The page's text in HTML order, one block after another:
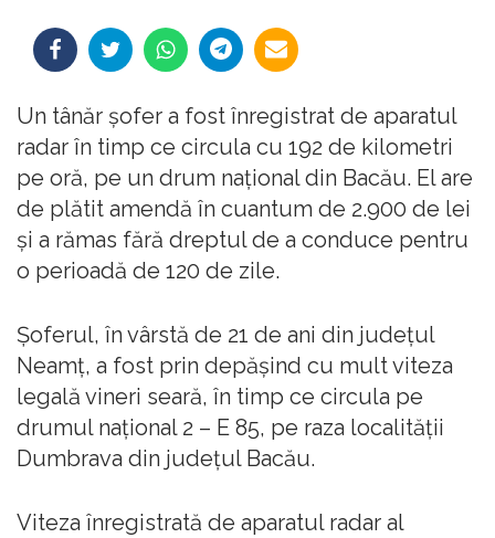
Un tânăr şofer a fost înregistrat de aparatul
radar în timp ce circula cu 192 de kilometri
pe oră, pe un drum naţional din Bacău. El are
de plătit amendă în cuantum de 2.900 de lei
şi a rămas fără dreptul de a conduce pentru
o perioadă de 120 de zile.
Şoferul, în vârstă de 21 de ani din judeţul
Neamţ, a fost prin depăşind cu mult viteza
legală vineri seară, în timp ce circula pe
drumul naţional 2 – E 85, pe raza localităţii
Dumbrava din judeţul Bacău.
Viteza înregistrată de aparatul radar al